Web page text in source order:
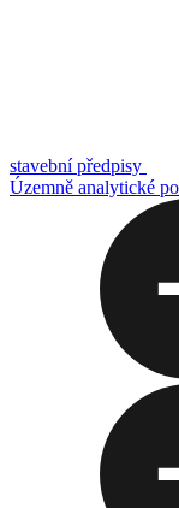
stavební předpisy
Územně analytické